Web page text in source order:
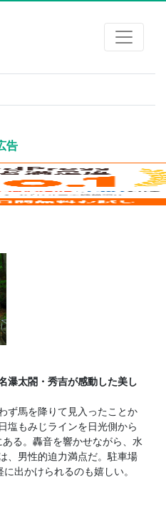
告
瀑太閤・秀吉が感動した美し
ず馬を降りて見入ったことか
塩もみじラインを日光側から
る。轟音を響かせながら、水
、男性的迫力満点だ。駐車場
出かけられるのも嬉しい。